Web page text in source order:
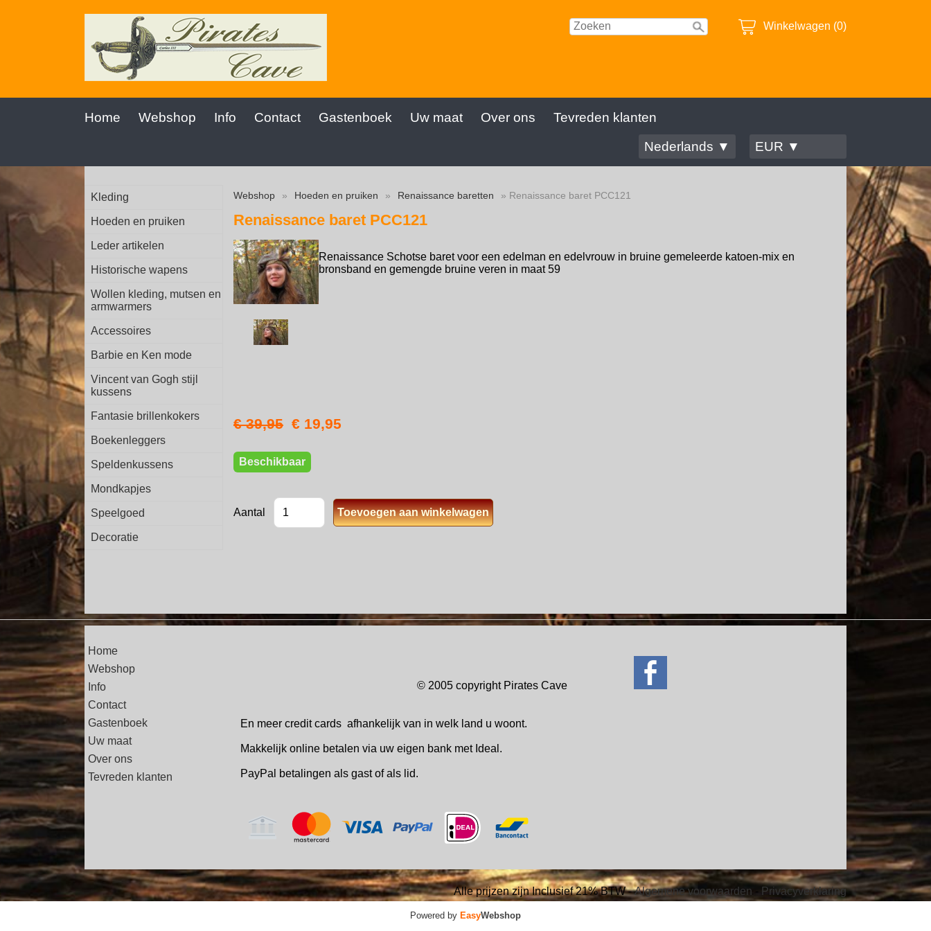
Winkelwagen (0)
Home Webshop Info Contact Gastenboek Uw maat Over ons
Tevreden klanten
Nederlands ▼
EUR ▼
Kleding
Hoeden en pruiken
Leder artikelen
Historische wapens
Wollen kleding, mutsen en
armwarmers
Accessoires
Barbie en Ken mode
Vincent van Gogh stijl
kussens
Fantasie brillenkokers
Boekenleggers
Speldenkussens
Mondkapjes
Speelgoed
Decoratie
Webshop » Hoeden en pruiken » Renaissance baretten » Renaissance baret PCC121
Renaissance baret PCC121
Renaissance Schotse baret voor een edelman en edelvrouw in bruine gemeleerde katoen-mix en
bronsband en gemengde bruine veren in maat 59
€ 39,95 € 19,95
Beschikbaar
Aantal
Home
Webshop
Info
Contact
Gastenboek
Uw maat
Over ons
Tevreden klanten
© 2005 copyright Pirates Cave
En meer credit cards afhankelijk van in welk land u woont.
Makkelijk online betalen via uw eigen bank met Ideal.
PayPal betalingen als gast of als lid.
Alle prijzen zijn Inclusief 21% BTW -Algemene voorwaarden - Privacyverklaring
Powered by EasyWebshop